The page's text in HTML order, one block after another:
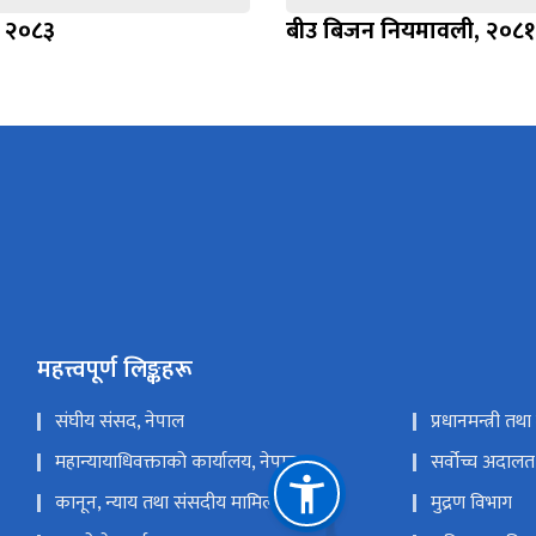
बीउ बिजन नियमावली, २०८१
महत्त्वपूर्ण लिङ्कहरू
संघीय संसद, नेपाल
प्रधानमन्त्री
महान्यायाधिवक्ताको कार्यालय, नेपाल
सर्वोच्च अदालत
कानून, न्याय तथा संसदीय मामिला मन्त्रालय
मुद्रण विभाग